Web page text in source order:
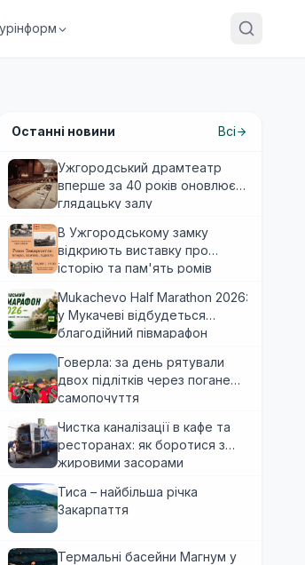
Останні новини Всі
Ужгородський драмтеатр
вперше за 40 років оновлює
глядацьку залу
В Ужгородському замку
відкриють виставку про
історію та пам'ять ромів
Mukachevo Half Marathon 2026:
у Мукачеві відбудеться
благодійний півмарафон
Говерла: за день рятували
двох підлітків через погане
самопочуття
Чистка каналізації в кафе та
ресторанах: як боротися з
жировими засорами
Тиса – найбільша річка
Закарпаття
Термальні басейни Магнум у